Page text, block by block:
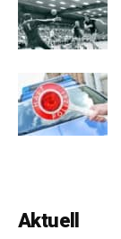
Aktuell